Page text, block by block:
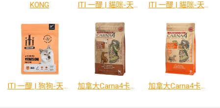
KONG ITI 一醍 | 貓咪-天然風乾主食系列 ITI 一醍 | 貓咪-天然風乾零食系列
加拿大Carna4卡娜芙‧貓咪系列